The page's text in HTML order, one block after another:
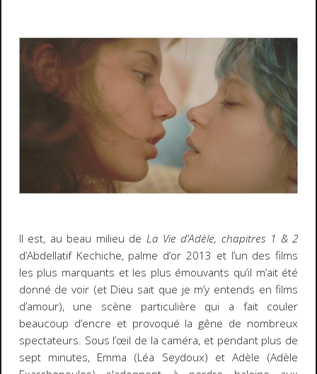
Il est, au beau milieu de La Vie d’Adèle, chapitres 1 & 2
d’Abdellatif Kechiche, palme d’or 2013 et l’un des films
les plus marquants et les plus émouvants qu’il m’ait été
donné de voir (et Dieu sait que je m’y entends en films
d’amour), une scène particulière qui a fait couler
beaucoup d’encre et provoqué la gêne de nombreux
spectateurs. Sous l’œil de la caméra, et pendant plus de
sept minutes, Emma (Léa Seydoux) et Adèle (Adèle